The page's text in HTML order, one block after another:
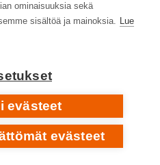
ominaisuuksia sekä
sisältöä ja mainoksia. Lue
evästeet
evästeet